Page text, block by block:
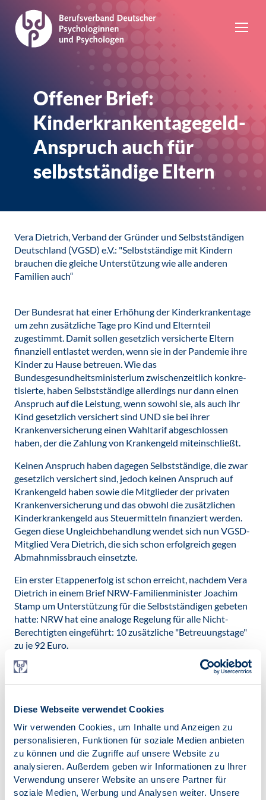
Diese Webseite verwendet Cookies
Wir verwenden Cookies, um Inhalte und Anzeigen zu
personalisieren, Funktionen für soziale Medien anbieten
zu können und die Zugriffe auf unsere Website zu
analysieren. Außerdem geben wir Informationen zu Ihrer
Verwendung unserer Website an unsere Partner für
soziale Medien, Werbung und Analysen weiter. Unsere
Offener Brief:
Kinderkrankentagegeld-
Anspruch auch für
selbstständige Eltern
Vera Dietrich, Verband der Gründer und Selbstständigen
Deutschland (VGSD) e.V.: "Selbstständige mit Kindern
brauchen die gleiche Unterstützung wie alle anderen
Familien auch“
Der Bundesrat hat einer Erhöhung der Kinderkrankentage
um zehn zusätzliche Tage pro Kind und Elternteil
zugestimmt. Damit sollen gesetzlich versicherte Eltern
finanziell entlastet werden, wenn sie in der Pandemie ihre
Kinder zu Hause betreuen. Wie das
Bundesgesundheitsministerium zwischen­zeitlich konkre­
tisierte, haben Selbstständige allerdings nur dann einen
Anspruch auf die Leistung, wenn sowohl sie, als auch ihr
Kind gesetzlich versichert sind UND sie bei ihrer
Krankenversicherung einen Wahltarif abgeschlossen
haben, der die Zahlung von Krankengeld miteinschließt.
Keinen Anspruch haben dagegen Selbstständige, die zwar
gesetzlich versichert sind, jedoch keinen Anspruch auf
Krankengeld haben sowie die Mitglieder der privaten
Krankenversicherung und das obwohl die zusätzlichen
Kinderkrankengeld aus Steuermitteln finanziert werden.
Gegen diese Ungleichbehandlung wendet sich nun VGSD-
Mitglied Vera Dietrich, die sich schon erfolgreich gegen
Abmahnmissbrauch einsetzte.
Ein erster Etappenerfolg ist schon erreicht, nachdem Vera
Dietrich in einem Brief NRW-Familienminister Joachim
Stamp um Unterstützung für die Selbstständigen gebeten
hatte: NRW hat eine analoge Regelung für alle Nicht-
Berechtigten eingeführt: 10 zusätzliche "Betreuungstage"
zu je 92 Euro.
Der BDP zeichnete den Offenen Brief mit, der sich an
Zum Offenen Brief
Datei herunterladen:
Offener-Brief-an-Minister-Spahn-
Kinderkrankengeld.pdf[635 KB]